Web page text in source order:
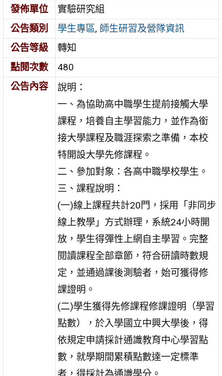
發佈單位
實驗研究組
公告類別
學生專區, 師生研習及營隊資訊
公告等級
轉知
點閱次數
480
公告內容
說明：
一、為協助高中職學生提前接觸大學
課程，培養自主學習能力，並作為銜
接大學課程及職涯探索之準備，本校
特開設大學先修課程。
二、參加對象：各高中職學校學生。
三、課程說明：
(一)線上課程共計20門，採用「非同步
線上教學」方式辦理，系統24小時開
放，學生得彈性上網自主學習。完整
閱讀課程全部章節，符合研讀時數規
定，並通過課後測驗者，始可獲得修
課證明。
(二)學生獲得先修課程修課證明（學習
點數），於入學國立中興大學後，得
依規定申請採計通識教育中心學習點
數，就學期間累積點數達一定標準